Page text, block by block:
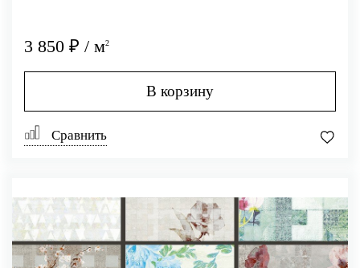
3 850 ₽ / м2
В корзину
Сравнить